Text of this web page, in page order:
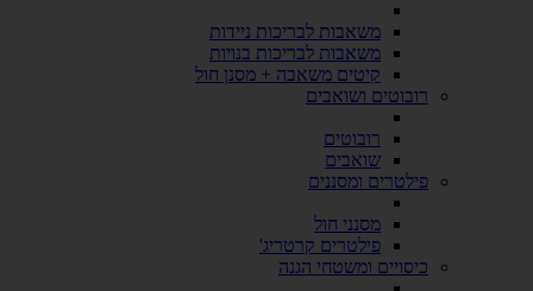
משאבות לבריכות ניידות
משאבות לבריכות בנויות
קיטים משאבה + מסנן חול
רובוטים ושואבים
רובוטים
שואבים
פילטרים ומסננים
מסנני חול
פילטרים קרטריג'
כיסויים ומשטחי הגנה